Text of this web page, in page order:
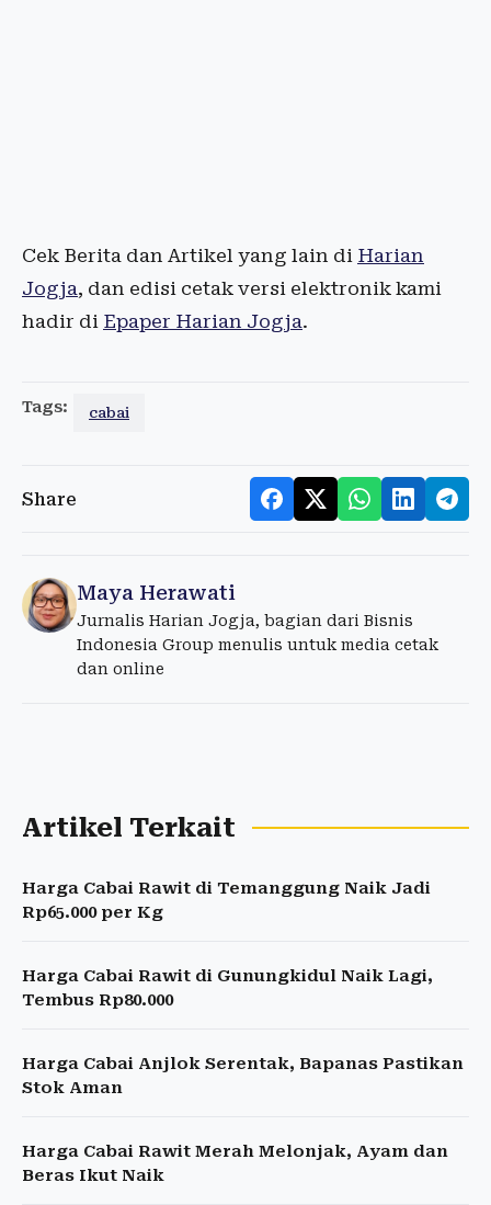
Cek Berita dan Artikel yang lain di Harian
Jogja, dan edisi cetak versi elektronik kami
hadir di Epaper Harian Jogja.
Tags: cabai
Share
Maya Herawati
Jurnalis Harian Jogja, bagian dari Bisnis
Indonesia Group menulis untuk media cetak
dan online
Artikel Terkait
Harga Cabai Rawit di Temanggung Naik Jadi
Rp65.000 per Kg
Harga Cabai Rawit di Gunungkidul Naik Lagi,
Tembus Rp80.000
Harga Cabai Anjlok Serentak, Bapanas Pastikan
Stok Aman
Harga Cabai Rawit Merah Melonjak, Ayam dan
Beras Ikut Naik